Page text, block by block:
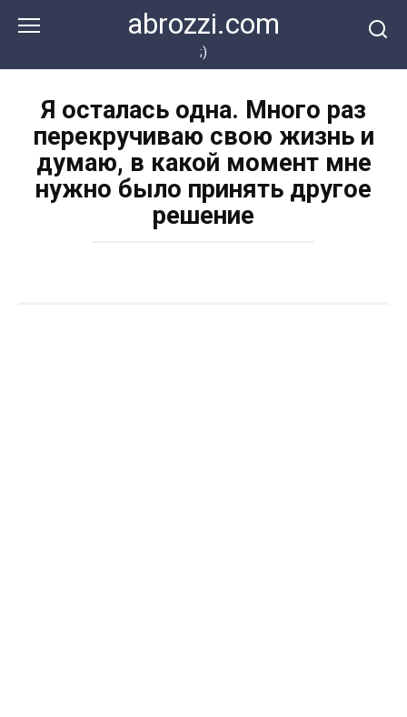
abrozzi.com
;)
Я осталась одна. Много раз
перекручиваю свою жизнь и
думаю, в какой момент мне
нужно было принять другое
решение